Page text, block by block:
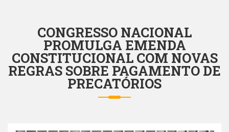
CONGRESSO NACIONAL
PROMULGA EMENDA
CONSTITUCIONAL COM NOVAS
REGRAS SOBRE PAGAMENTO DE
PRECATÓRIOS